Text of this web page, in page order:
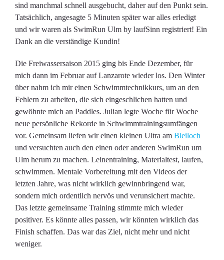
sind manchmal schnell ausgebucht, daher auf den Punkt sein.
Tatsächlich, angesagte 5 Minuten später war alles erledigt
und wir waren als SwimRun Ulm by laufSinn registriert! Ein
Dank an die verständige Kundin!
Die Freiwassersaison 2015 ging bis Ende Dezember, für
mich dann im Februar auf Lanzarote wieder los. Den Winter
über nahm ich mir einen Schwimmtechnikkurs, um an den
Fehlern zu arbeiten, die sich eingeschlichen hatten und
gewöhnte mich an Paddles. Julian legte Woche für Woche
neue persönliche Rekorde in Schwimmtrainingsumfängen
vor. Gemeinsam liefen wir einen kleinen Ultra am Bleiloch
und versuchten auch den einen oder anderen SwimRun um
Ulm herum zu machen. Leinentraining, Materialtest, laufen,
schwimmen. Mentale Vorbereitung mit den Videos der
letzten Jahre, was nicht wirklich gewinnbringend war,
sondern mich ordentlich nervös und verunsichert machte.
Das letzte gemeinsame Training stimmte mich wieder
positiver. Es könnte alles passen, wir könnten wirklich das
Finish schaffen. Das war das Ziel, nicht mehr und nicht
weniger.